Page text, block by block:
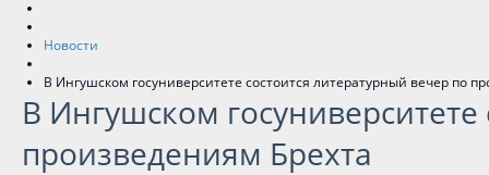
Новости
В Ингушском госуниверситете состоится литературный вечер по
В Ингушском
произведениям Брехта